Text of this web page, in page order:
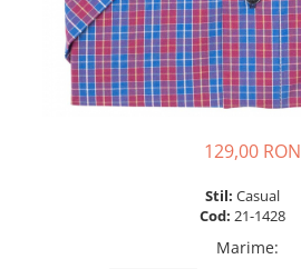
129,00 RON
Stil: Casual
Cod: 21-1428
Marime: